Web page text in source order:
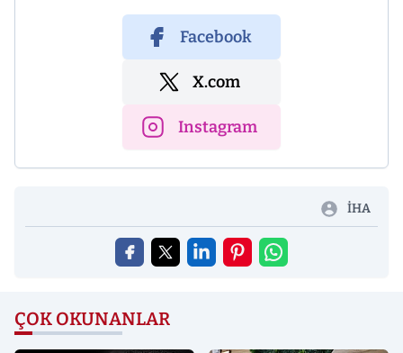
Facebook
X.com
Instagram
İHA
ÇOK OKUNANLAR